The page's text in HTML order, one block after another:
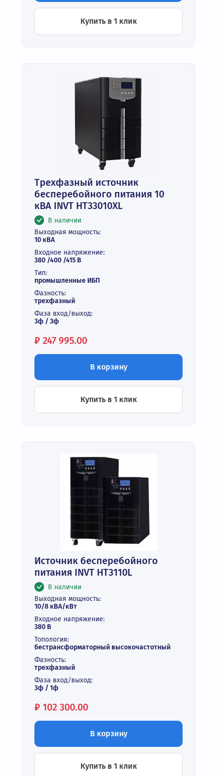
Купить в 1 клик
Трехфазный источник
бесперебойного питания 10
кВА INVT HT33010XL
В наличии
Выходная мощность:
10 кВА
Входное напряжение:
380 /400 /415 В
Тип:
промышленные ИБП
Фазность:
трехфазный
Фаза вход/выход:
3ф / 3ф
Цена:
₽ 247 995.00
В корзину
Купить в 1 клик
Источник бесперебойного
питания INVT HT3110L
В наличии
Выходная мощность:
10/8 кВА/кВт
Входное напряжение:
380 В
Топология:
бестрансформаторный высокочастотный
Фазность:
трехфазный
Фаза вход/выход:
3ф / 1ф
Цена:
₽ 102 300.00
В корзину
Купить в 1 клик